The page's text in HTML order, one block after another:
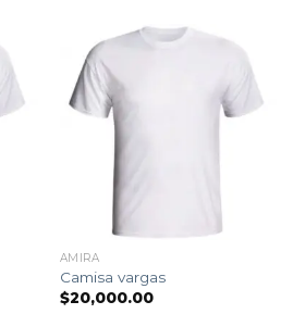
AMIRA
Camisa vargas
$20,000.00